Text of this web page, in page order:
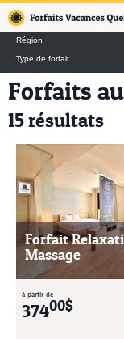
Région
Type de forfait
Forfaits
15 résultats
Forfait
Massage
à partir de
37400$